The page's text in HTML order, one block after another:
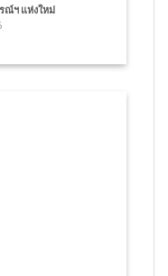
ณ์ฯ แห่งใหม่